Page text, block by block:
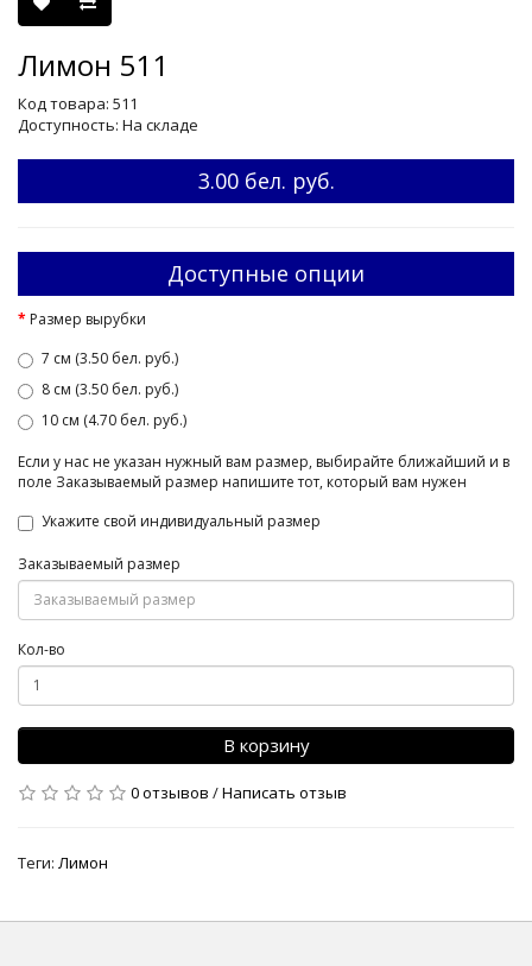
Лимон 511
Код товара: 511
Доступность: На складе
3.00 бел. руб.
Доступные опции
Размер вырубки
7 см (3.50 бел. руб.)
8 см (3.50 бел. руб.)
10 см (4.70 бел. руб.)
Если у нас не указан нужный вам размер, выбирайте ближайший и в
поле Заказываемый размер напишите тот, который вам нужен
Укажите свой индивидуальный размер
Заказываемый размер
Кол-во
В корзину
0 отзывов /Написать отзыв
Теги: Лимон